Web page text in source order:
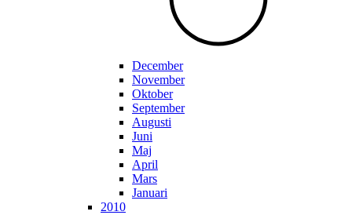
December
November
Oktober
September
Augusti
Juni
Maj
April
Mars
Januari
2010